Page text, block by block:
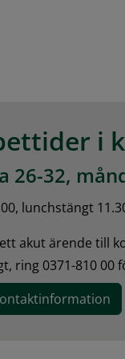
i
26-32,
lunchstängt
akut ärende till
ring 0371-810